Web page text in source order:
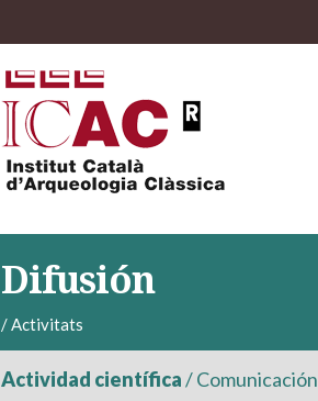
Difusión
/Activitats
Actividad científica/Comunicación